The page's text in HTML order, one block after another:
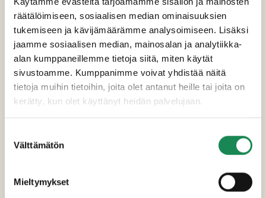
räätälöimiseen, sosiaalisen median ominaisuuksien
tukemiseen ja kävijämäärämme analysoimiseen. Lisäksi
jaamme sosiaalisen median, mainosalan ja analytiikka-
alan kumppaneillemme tietoja siitä, miten käytät
sivustoamme. Kumppanimme voivat yhdistää näitä
tietoja muihin tietoihin, joita olet antanut heille tai joita on
kerätty, kun olet käyttänyt heidän palvelujaan.
valinta
Välttämätön
Mieltymykset